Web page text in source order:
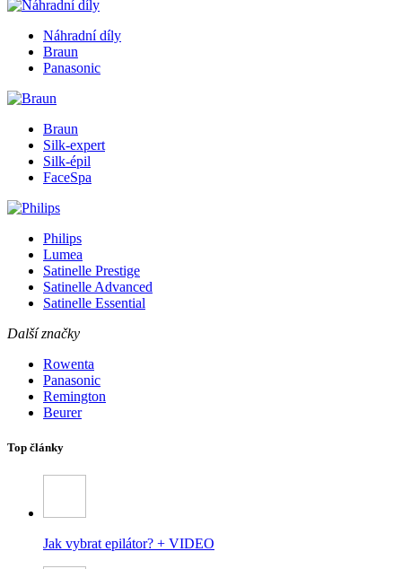
Náhradní díly
Braun
Panasonic
Braun
Silk-expert
Silk-épil
FaceSpa
Philips
Lumea
Satinelle Prestige
Satinelle Advanced
Satinelle Essential
Další značky
Rowenta
Panasonic
Remington
Beurer
Top články
Jak vybrat epilátor? + VIDEO